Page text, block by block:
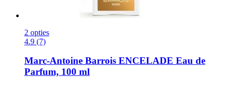
2 opties
4.9 (7)
Marc-Antoine Barrois ENCELADE Eau de
Parfum, 100 ml